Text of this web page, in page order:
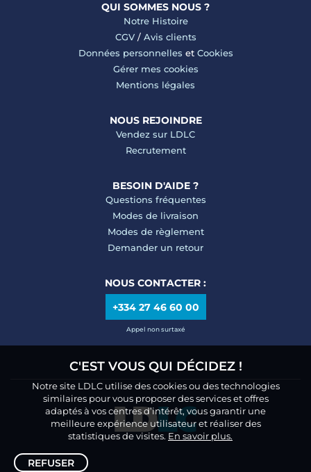
QUI SOMMES NOUS ?
Notre Histoire
CGV/ Avis clients
Données personnelles et Cookies
Gérer mes cookies
Mentions légales
NOUS REJOINDRE
Vendez sur LDLC
Recrutement
BESOIN D'AIDE ?
Questions fréquentes
Modes de livraison
Modes de règlement
Demander un retour
NOUS CONTACTER :
+334 27 46 60 00
Appel non surtaxé
C'EST VOUS QUI DÉCIDEZ !
Notre site LDLC utilise des cookies ou des technologies
similaires pour vous proposer des services et offres
adaptés à vos centres d’intérêt, vous garantir une
meilleure expérience utilisateur et réaliser des
statistiques de visites. En savoir plus.
REFUSER